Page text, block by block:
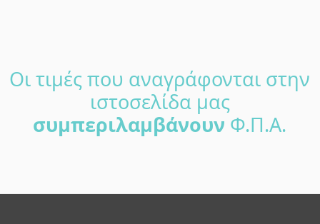
Οι τιμές που αναγράφονται στην
ιστοσελίδα μας
συμπεριλαμβάνουν Φ.Π.Α.